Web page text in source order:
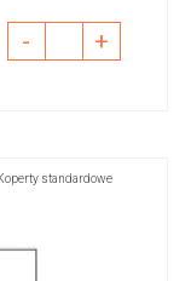
- +
standardowe